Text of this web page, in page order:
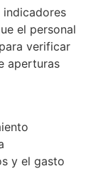
indicadores
el personal
verificar
aperturas
y el gasto